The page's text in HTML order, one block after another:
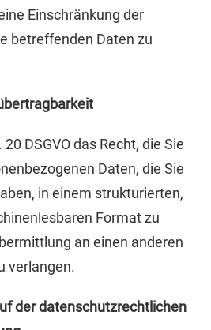
Einschränkung der
betreffenden Daten zu
DSGVO das Recht, die Sie
Daten, die Sie
in einem strukturierten,
Format zu
an einen anderen
verlangen.
der datenschutzrechtlichen